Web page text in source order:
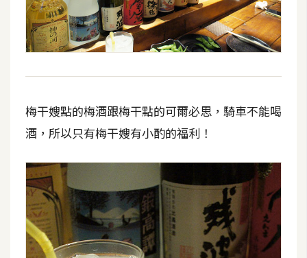
掛
實
作
商
W
o
C
o
m
m
e
r
梅干嫂點的梅酒跟梅干點的可爾必思，騎車不能喝
酒，所以只有梅干嫂有小酌的福利！